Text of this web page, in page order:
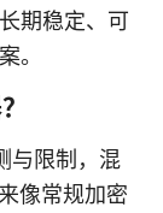
期稳定、可
。
与限制，混
像常规加密